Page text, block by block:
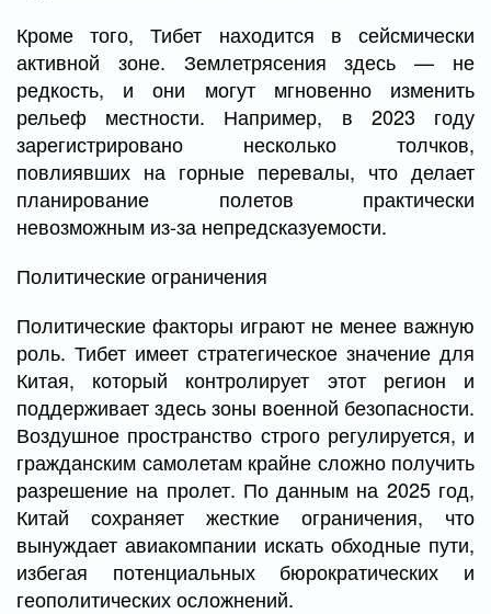
Кроме того, Тибет находится в сейсмически
активной зоне. Землетрясения здесь — не
редкость, и они могут мгновенно изменить
рельеф местности. Например, в 2023 году
зарегистрировано несколько толчков,
повлиявших на горные перевалы, что делает
планирование полетов практически
невозможным из-за непредсказуемости.
Политические ограничения
Политические факторы играют не менее важную
роль. Тибет имеет стратегическое значение для
Китая, который контролирует этот регион и
поддерживает здесь зоны военной безопасности.
Воздушное пространство строго регулируется, и
гражданским самолетам крайне сложно получить
разрешение на пролет. По данным на 2025 год,
Китай сохраняет жесткие ограничения, что
вынуждает авиакомпании искать обходные пути,
избегая потенциальных бюрократических и
геополитических осложнений.